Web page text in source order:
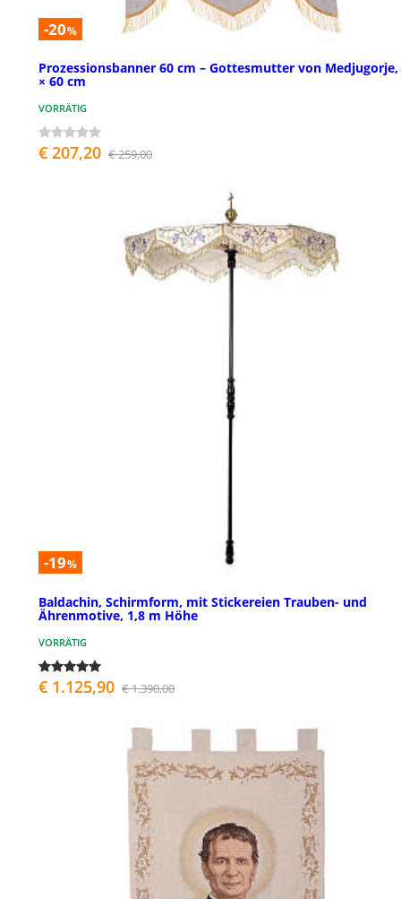
-20%
Prozessionsbanner 60 cm – Gottesmutter von Medjugorje,
× 60 cm
VORRÄTIG
€ 207,20 € 259,00
-19%
Baldachin, Schirmform, mit Stickereien Trauben- und
Ährenmotive, 1,8 m Höhe
VORRÄTIG
€ 1.125,90 € 1.390,00